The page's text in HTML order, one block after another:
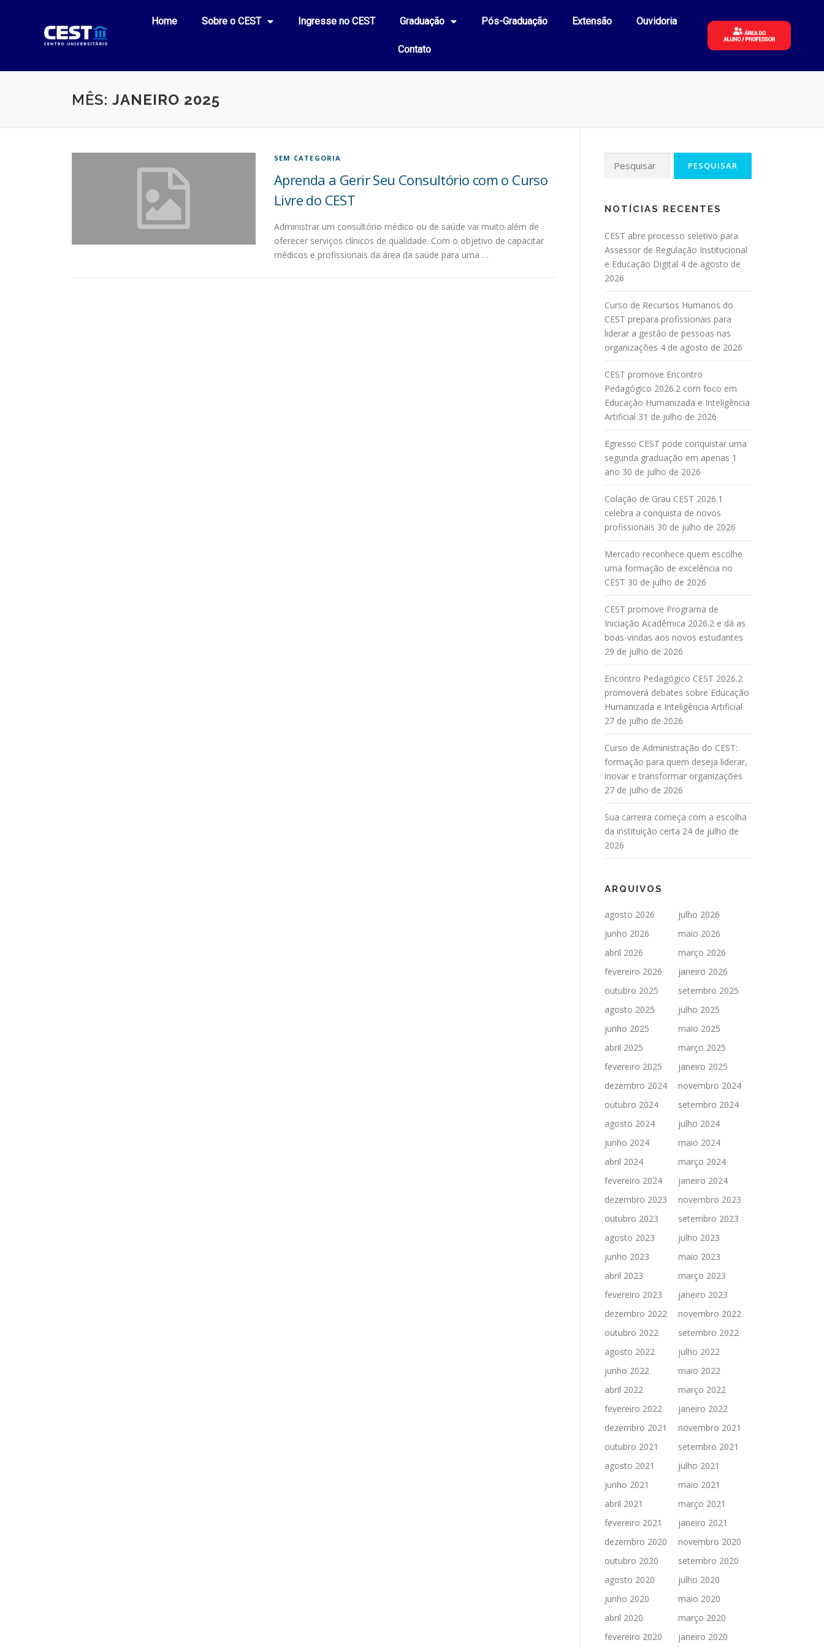
Home Sobre o CEST Ingresse no CEST Graduação Pós-Graduação Extensão Ouvidoria
Contato
MÊS: JANEIRO 2025
SEM CATEGORIA
Aprenda a Gerir Seu Consultório com o Curso
Livre do CEST
Administrar um consultório médico ou de saúde vai muito além de
oferecer serviços clínicos de qualidade. Com o objetivo de capacitar
médicos e profissionais da área da saúde para uma …
NOTÍCIAS RECENTES
CEST abre processo seletivo para
Assessor de Regulação Institucional
e Educação Digital 4 de agosto de
2026
Curso de Recursos Humanos do
CEST prepara profissionais para
liderar a gestão de pessoas nas
organizações 4 de agosto de 2026
CEST promove Encontro
Pedagógico 2026.2 com foco em
Educação Humanizada e Inteligência
Artificial 31 de julho de 2026
Egresso CEST pode conquistar uma
segunda graduação em apenas 1
ano 30 de julho de 2026
Colação de Grau CEST 2026.1
celebra a conquista de novos
profissionais 30 de julho de 2026
Mercado reconhece quem escolhe
uma formação de excelência no
CEST 30 de julho de 2026
CEST promove Programa de
Iniciação Acadêmica 2026.2 e dá as
boas-vindas aos novos estudantes
29 de julho de 2026
Encontro Pedagógico CEST 2026.2
promoverá debates sobre Educação
Humanizada e Inteligência Artificial
27 de julho de 2026
Curso de Administração do CEST:
formação para quem deseja liderar,
inovar e transformar organizações
27 de julho de 2026
Sua carreira começa com a escolha
da instituição certa 24 de julho de
2026
ARQUIVOS
agosto 2026
julho 2026
junho 2026
maio 2026
abril 2026
março 2026
fevereiro 2026
janeiro 2026
outubro 2025
setembro 2025
agosto 2025
julho 2025
junho 2025
maio 2025
abril 2025
março 2025
fevereiro 2025
janeiro 2025
dezembro 2024
novembro 2024
outubro 2024
setembro 2024
agosto 2024
julho 2024
junho 2024
maio 2024
abril 2024
março 2024
fevereiro 2024
janeiro 2024
dezembro 2023
novembro 2023
outubro 2023
setembro 2023
agosto 2023
julho 2023
junho 2023
maio 2023
abril 2023
março 2023
fevereiro 2023
janeiro 2023
dezembro 2022
novembro 2022
outubro 2022
setembro 2022
agosto 2022
julho 2022
junho 2022
maio 2022
abril 2022
março 2022
fevereiro 2022
janeiro 2022
dezembro 2021
novembro 2021
outubro 2021
setembro 2021
agosto 2021
julho 2021
junho 2021
maio 2021
abril 2021
março 2021
fevereiro 2021
janeiro 2021
dezembro 2020
novembro 2020
outubro 2020
setembro 2020
agosto 2020
julho 2020
junho 2020
maio 2020
abril 2020
março 2020
fevereiro 2020
janeiro 2020